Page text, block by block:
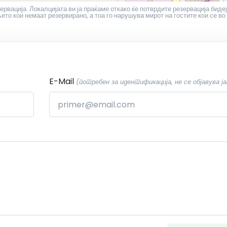
Локалцијата ви ја праќаме откако ќе потврдите резервација
кои немаат резервирано, а тоа го нарушува мирот на гостите кои се во
E-Mail (потребен за идентификација, не се објавува